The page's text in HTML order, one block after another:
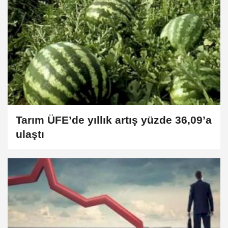
Tarım ÜFE’de yıllık artış yüzde 36,09’a
ulaştı